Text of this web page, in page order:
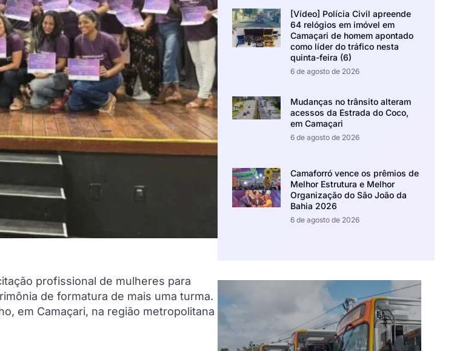
profissional de mulheres para
de formatura de mais uma turma.
em Camaçari, na região metropolitana
[Vídeo] Polícia Civil apreende
64 relógios em imóvel em
Camaçari de homem apontado
como líder do tráfico nesta
quinta-feira (6)
6 de agosto de 2026
Mudanças no trânsito alteram
acessos da Estrada do Coco,
em Camaçari
6 de agosto de 2026
Camaforró vence os prêmios de
Melhor Estrutura e Melhor
Organização do São João da
Bahia 2026
6 de agosto de 2026